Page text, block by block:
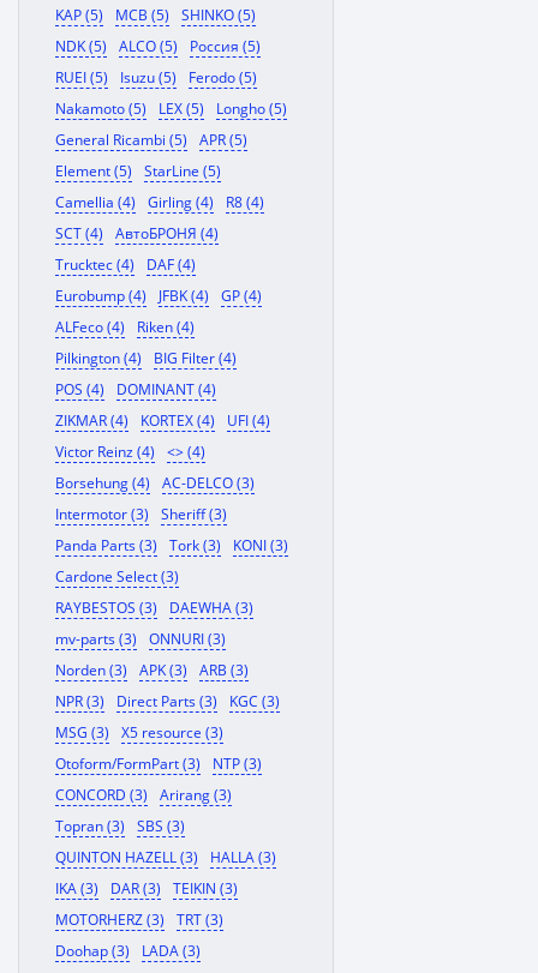
KAP (5)
MCB (5)
SHINKO (5)
NDK (5)
ALCO (5)
Россия (5)
RUEI (5)
Isuzu (5)
Ferodo (5)
Nakamoto (5)
LEX (5)
Longho (5)
General Ricambi (5)
APR (5)
Element (5)
StarLine (5)
Camellia (4)
Girling (4)
R8 (4)
SCT (4)
АвтоБРОНЯ (4)
Trucktec (4)
DAF (4)
Eurobump (4)
JFBK (4)
GP (4)
ALFeco (4)
Riken (4)
Pilkington (4)
BIG Filter (4)
POS (4)
DOMINANT (4)
ZIKMAR (4)
KORTEX (4)
UFI (4)
Victor Reinz (4)
<> (4)
Borsehung (4)
AC-DELCO (3)
Intermotor (3)
Sheriff (3)
Panda Parts (3)
Tork (3)
KONI (3)
Cardone Select (3)
RAYBESTOS (3)
DAEWHA (3)
mv-parts (3)
ONNURI (3)
Norden (3)
APK (3)
ARB (3)
NPR (3)
Direct Parts (3)
KGC (3)
MSG (3)
X5 resource (3)
Otoform/FormPart (3)
NTP (3)
CONCORD (3)
Arirang (3)
Topran (3)
SBS (3)
QUINTON HAZELL (3)
HALLA (3)
IKA (3)
DAR (3)
TEIKIN (3)
MOTORHERZ (3)
TRT (3)
Doohap (3)
LADA (3)